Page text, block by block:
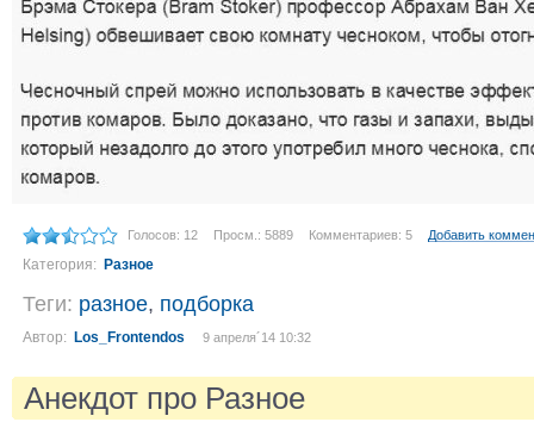
Голосов: 12 Просм.: 5889 Комментариев: 5 Добавить
Категория: Разное
Теги: разное, подборка
Автор: Los_Frontendos 9 апреля´14 10:32
Анекдот про Разное